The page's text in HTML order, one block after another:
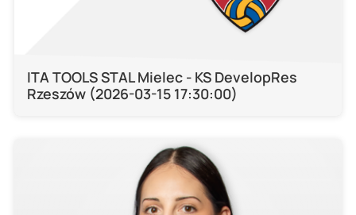
ITA TOOLS STAL Mielec - KS DevelopRes
Rzeszów (2026-03-15 17:30:00)